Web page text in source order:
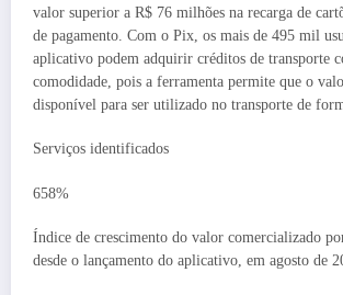
valor superior a R$ 76 milhões na recarga de
de pagamento. Com o Pix, os mais de 495 mil
aplicativo podem adquirir créditos de transporte
comodidade, pois a ferramenta permite que o
disponível para ser utilizado no transporte de
Serviços identificados
658%
Índice de crescimento do valor comercializado
desde o lançamento do aplicativo, em agosto de